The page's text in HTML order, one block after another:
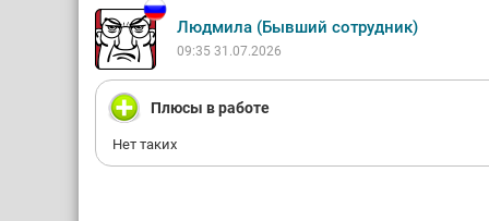
Аптеки
На
В
Людмила (Бывший сотрудник)
09:35 31.07.2026
Плюсы в работе
Нет таких